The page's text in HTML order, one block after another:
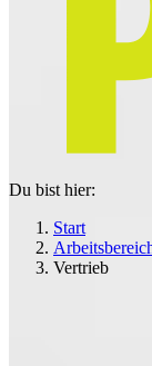
Du bist hier:
Start
Vertrieb